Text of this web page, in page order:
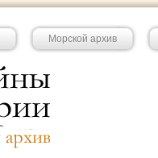
Морской архив